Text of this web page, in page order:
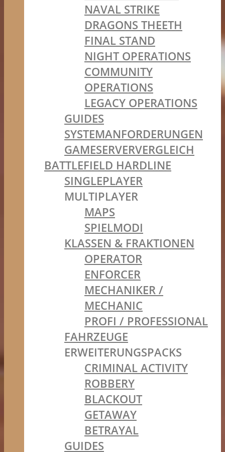
NAVAL STRIKE
DRAGONS THEETH
FINAL STAND
NIGHT OPERATIONS
COMMUNITY
OPERATIONS
LEGACY OPERATIONS
GUIDES
SYSTEMANFORDERUNGEN
GAMESERVERVERGLEICH
BATTLEFIELD HARDLINE
SINGLEPLAYER
MULTIPLAYER
MAPS
SPIELMODI
KLASSEN & FRAKTIONEN
OPERATOR
ENFORCER
MECHANIKER /
MECHANIC
PROFI / PROFESSIONAL
FAHRZEUGE
ERWEITERUNGSPACKS
CRIMINAL ACTIVITY
ROBBERY
BLACKOUT
GETAWAY
BETRAYAL
GUIDES